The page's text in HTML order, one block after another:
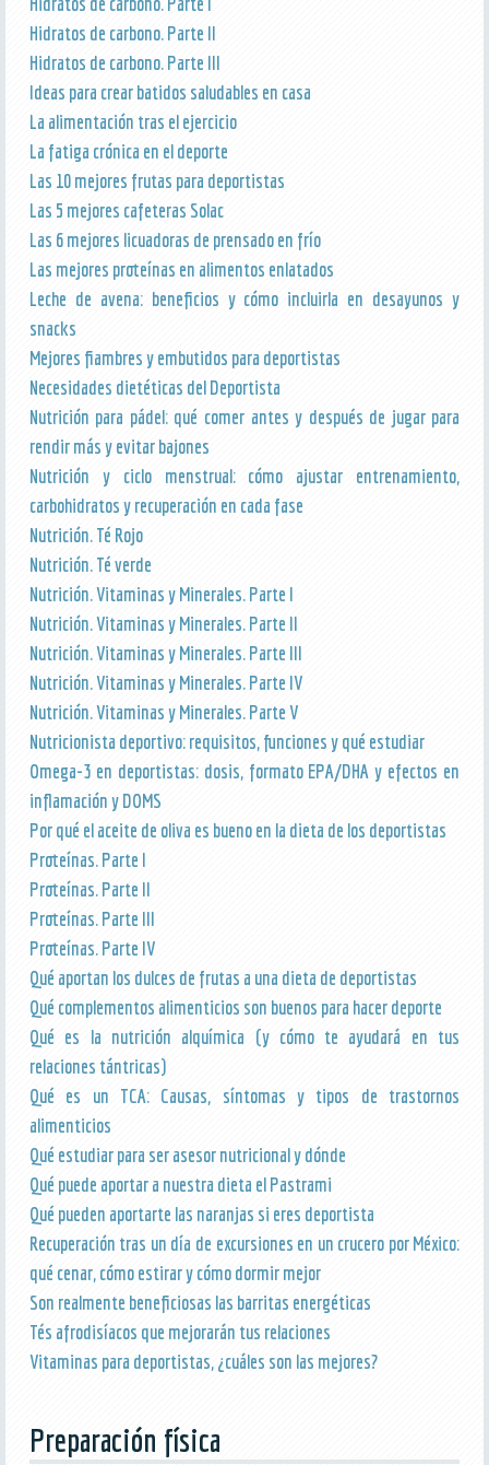
Hidratos de carbono. Parte II
Hidratos de carbono. Parte III
Ideas para crear batidos saludables en casa
La alimentación tras el ejercicio
La fatiga crónica en el deporte
Las 10 mejores frutas para deportistas
Las 5 mejores cafeteras Solac
Las 6 mejores licuadoras de prensado en frío
Las mejores proteínas en alimentos enlatados
Leche de avena: beneficios y cómo incluirla en desayunos y
snacks
Mejores fiambres y embutidos para deportistas
Necesidades dietéticas del Deportista
Nutrición para pádel: qué comer antes y después de jugar para
rendir más y evitar bajones
Nutrición y ciclo menstrual: cómo ajustar entrenamiento,
carbohidratos y recuperación en cada fase
Nutrición. Té Rojo
Nutrición. Té verde
Nutrición. Vitaminas y Minerales. Parte I
Nutrición. Vitaminas y Minerales. Parte II
Nutrición. Vitaminas y Minerales. Parte III
Nutrición. Vitaminas y Minerales. Parte IV
Nutrición. Vitaminas y Minerales. Parte V
Nutricionista deportivo: requisitos, funciones y qué estudiar
Omega-3 en deportistas: dosis, formato EPA/DHA y efectos en
inflamación y DOMS
Por qué el aceite de oliva es bueno en la dieta de los deportistas
Proteínas. Parte I
Proteínas. Parte II
Proteínas. Parte III
Proteínas. Parte IV
Qué aportan los dulces de frutas a una dieta de deportistas
Qué complementos alimenticios son buenos para hacer deporte
Qué es la nutrición alquímica (y cómo te ayudará en tus
relaciones tántricas)
Qué es un TCA: Causas, síntomas y tipos de trastornos
alimenticios
Qué estudiar para ser asesor nutricional y dónde
Qué puede aportar a nuestra dieta el Pastrami
Qué pueden aportarte las naranjas si eres deportista
Recuperación tras un día de excursiones en un crucero por México:
qué cenar, cómo estirar y cómo dormir mejor
Son realmente beneficiosas las barritas energéticas
Tés afrodisíacos que mejorarán tus relaciones
Vitaminas para deportistas, ¿cuáles son las mejores?
Preparación física